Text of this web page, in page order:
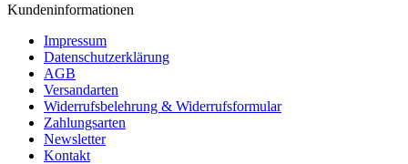
Kundeninformationen
Impressum
Datenschutzerklärung
AGB
Versandarten
Widerrufsbelehrung & Widerrufsformular
Zahlungsarten
Newsletter
Kontakt